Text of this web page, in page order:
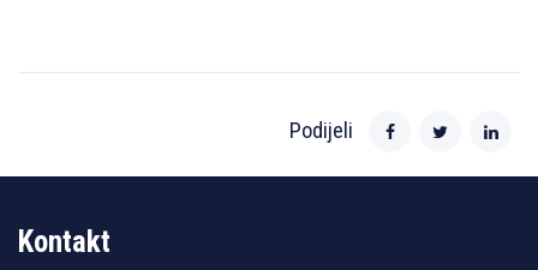
Podijeli
Kontakt